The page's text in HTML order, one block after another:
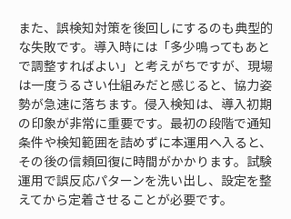
また、誤検知対策を後回しにするのも典型的
な失敗です。導入時には「多少鳴ってもあと
で調整すればよい」と考えがちですが、現場
は一度うるさい仕組みだと感じると、協力姿
勢が急速に落ちます。侵入検知は、導入初期
の印象が非常に重要です。最初の段階で通知
条件や検知範囲を詰めずに本運用へ入ると、
その後の信頼回復に時間がかかります。試験
運用で誤反応パターンを洗い出し、設定を整
えてから定着させることが必要です。